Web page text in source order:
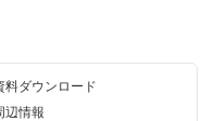
料ダウンロード
辺情報